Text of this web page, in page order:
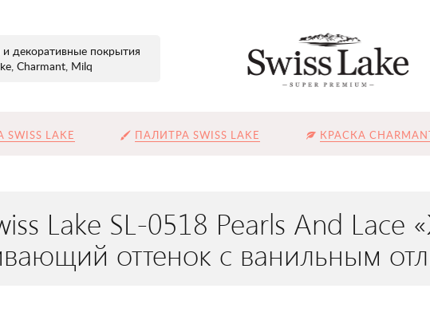
декоративные покрытия
Charmant, Milq
SWISS LAKE ПАЛИТРА SWISS LAKE КРАСКА CHARMANT
Lake SL-0518 Pearls And
оттенок с ванильным